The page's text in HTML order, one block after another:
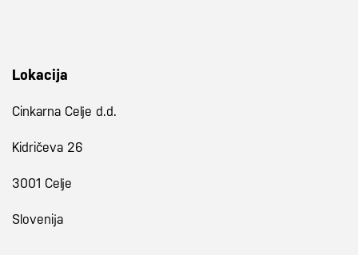
Lokacija
Cinkarna Celje d.d.
Kidričeva 26
3001 Celje
Slovenija